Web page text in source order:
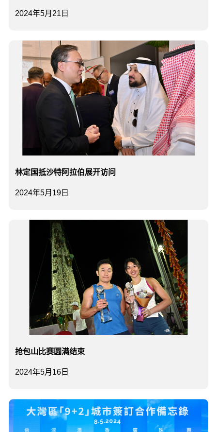
2024年5月21日
2024年5月19日
林定国抵沙特阿拉伯展开访问
2024年5月16日
抢包山比赛圆满结束